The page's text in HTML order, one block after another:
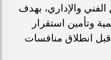
والإداري، بهدف
وتأمين استقرار
قبل انطلاق منافسات